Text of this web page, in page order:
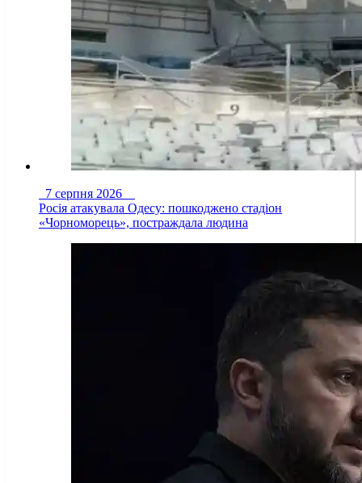
7 серпня 2026
Росія атакувала Одесу: пошкоджено стадіон
«Чорноморець», постраждала людина